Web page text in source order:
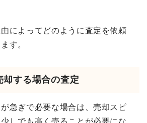
によってどのように査定を依頼
す。
する場合の査定
急ぎで必要な場合は、売却スピ